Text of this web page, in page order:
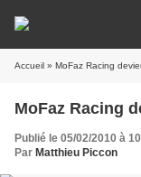
Accueil » MoFaz Racing
MoFaz Racing
Publié le 05/02/2010 à
Par Matthieu Piccon